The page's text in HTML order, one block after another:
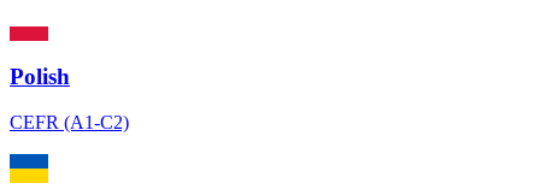
Polish
CEFR (A1-C2)